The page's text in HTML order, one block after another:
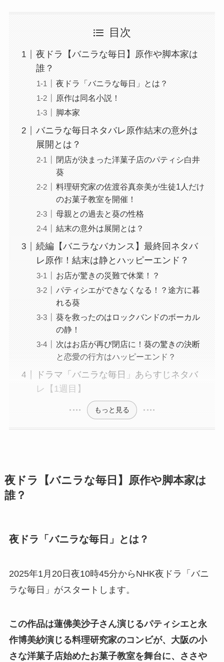
目次
夜ドラ【バニラな毎日】原作や脚本家は
誰？
夜ドラ「バニラな毎日」とは？
原作は同名小説！
脚本家
バニラな毎日ネタバレ原作結末の意外は
展開とは？
閉店が決まった洋菓子店のパティシ白井
葵
料理研究家の佐渡谷真奈美が生徒1人だけ
のお菓子教室を開催！
母親との過去と葵の性格
結末の意外は展開とは？
続編【バニラなバカンス】最終回ネタバ
レ原作！結末は静とハッピーエンド？
お店が驚きの災難で休業！？
パティシエができなくなる！？途方に暮
れる葵
葵を救ったのはロックバンドのボーカル
の静！
次はお店が再び閉店に！葵の驚きの決断
と恋愛の行方はハッピーエンド？
ドラマ「バニラな毎日」あらすじネタバ
レ【1週目】
もっと見る
夜ドラ【バニラな毎日】原作や脚本家は
誰？
夜ドラ「バニラな毎日」とは？
2025年1月20日夜10時45分からNHK夜ドラ「バニ
ラな毎日」がスタートします。
この作品は蓮佛美沙子さん演じるパティシエと永
作博美紗演じる料理研究家のコンビが、大阪の小
さな洋菓子店始めたお菓子教室を舞台に、ささや